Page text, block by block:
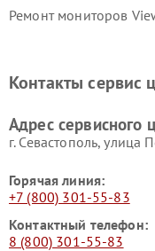
Ремонт мониторов
Контакты сервис
Адрес сервисного
г. Севастополь, улица
Горячая линия:
+7 (800) 301-55-83
Контактный телефон:
8 (800) 301-55-83